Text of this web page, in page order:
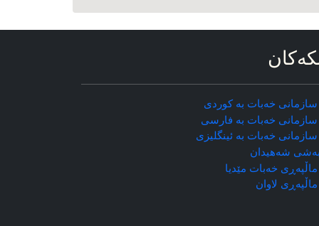
سازمانی خه‌بات به کوردی
سازمانی خه‌بات به فارسی
سازمانی خه‌بات به ئینگلیزی
شه‌هیدان
خه‌بات مێدیا
ماڵپه‌ڕی لاوان